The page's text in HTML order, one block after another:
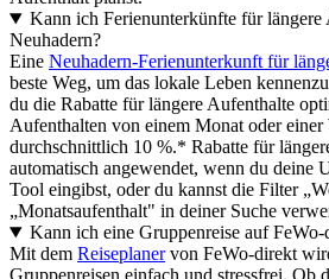
Kann ich Ferienunterkünfte für
Neuhadern?
Eine Neuhadern-Ferienunterkunft für
beste Weg, um das lokale Leben
du die Rabatte für längere Aufenthalte
Aufenthalten von einem Monat oder einer
durchschnittlich 10 %.* Rabatte für
automatisch angewendet, wenn du deine
Tool eingibst, oder du kannst die Filter
„Monatsaufenthalt" in deiner Suche
Kann ich eine Gruppenreise auf FeWo-
Mit dem Reiseplanervon FeWo-direkt